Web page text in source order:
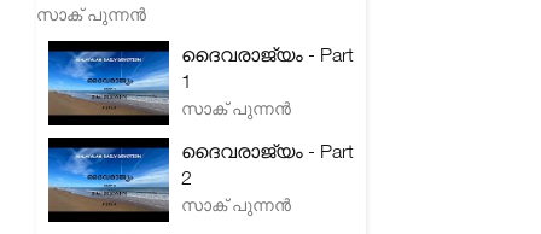
സാക് പുന്നൻ
ദൈവരാജ്യം - Part
1
സാക് പുന്നൻ
ദൈവരാജ്യം - Part
2
സാക് പുന്നൻ